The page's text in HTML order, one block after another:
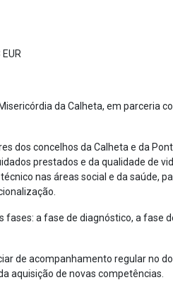
da Calheta, em parceria
dos concelhos da Calheta e da
prestados e da qualidade de
nas áreas social e da saúde,
a fase de diagnóstico, a fase
de acompanhamento regular no
aquisição de novas competências.